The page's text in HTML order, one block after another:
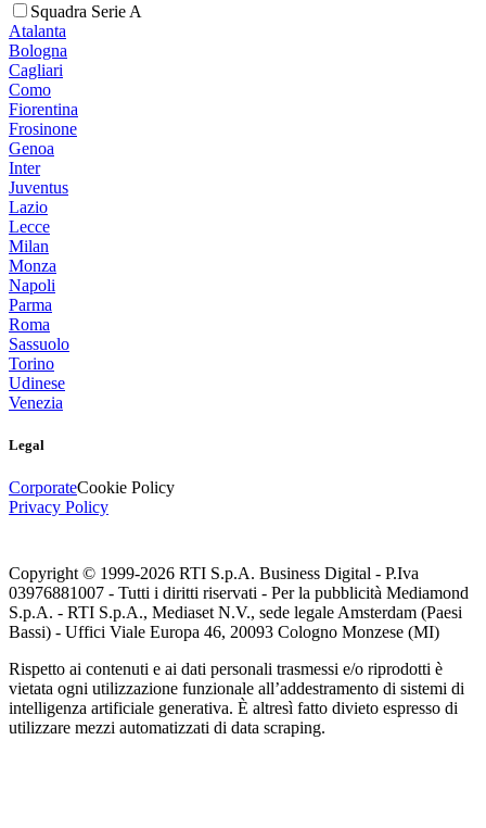
Squadra Serie A
Atalanta
Bologna
Cagliari
Como
Fiorentina
Frosinone
Genoa
Inter
Juventus
Lazio
Lecce
Milan
Monza
Napoli
Parma
Roma
Sassuolo
Torino
Udinese
Venezia
Legal
CorporateCookie Policy
Privacy Policy
Copyright © 1999-2026 RTI S.p.A. Business Digital - P.Iva
03976881007 - Tutti i diritti riservati - Per la pubblicità Mediamond
S.p.A. - RTI S.p.A., Mediaset N.V., sede legale Amsterdam (Paesi
Bassi) - Uffici Viale Europa 46, 20093 Cologno Monzese (MI)
Rispetto ai contenuti e ai dati personali trasmessi e/o riprodotti è
vietata ogni utilizzazione funzionale all’addestramento di sistemi di
intelligenza artificiale generativa. È altresì fatto divieto espresso di
utilizzare mezzi automatizzati di data scraping.